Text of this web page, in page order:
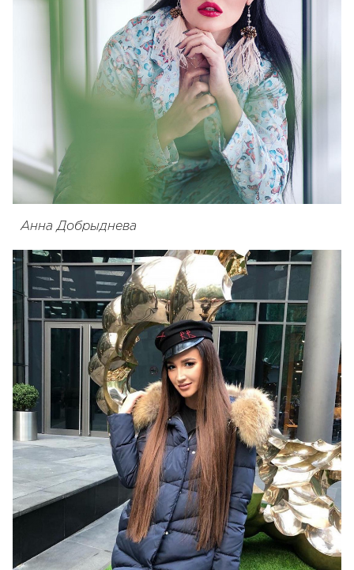
Анна Добрыднева